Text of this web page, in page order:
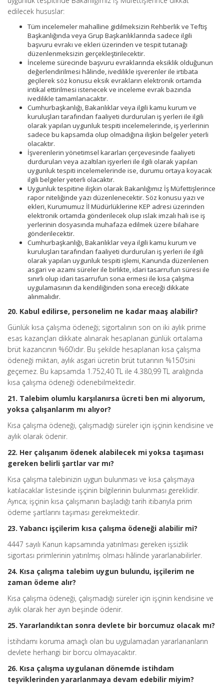
edilecek hususlar:
Tüm incelemeler mahalline gidilmeksizin Rehberlik ve Teftiş
Başkanlığında veya Grup Başkanlıklarında sadece ilgili
başvuru evrakı ve ekleri üzerinden ve tespit tutanağı
düzenlenmeksizin gerçekleştirilecektir.
İnceleme sürecinde başvuru evraklarında eksiklik olduğunun
değerlendirilmesi hâlinde, ivedilikle işverenler ile irtibata
geçilerek söz konusu eksik evrakların elektronik ortamda
intikal ettirilmesi istenecek ve inceleme evrak bazında
ivedilikle tamamlanacaktır.
Cumhurbaşkanlığı, Bakanlıklar veya ilgili kamu kurum ve
kuruluşları tarafından faaliyeti durdurulan iş yerleri ile ilgili
olarak yapılan uygunluk tespiti incelemelerinde, iş yerlerinin
sadece bu kapsamda olup olmadığına ilişkin belgeler yeterli
olacaktır.
İşverenlerin yönetimsel kararları çerçevesinde faaliyeti
durdurulan veya azaltılan işyerleri ile ilgili olarak yapılan
uygunluk tespiti incelemelerinde ise, durumu ortaya koyacak
ilgili belgeler yeterli olacaktır.
Uygunluk tespitine ilişkin olarak Bakanlığımız İş Müfettişlerince
rapor niteliğinde yazı düzenlenecektir. Söz konusu yazı ve
ekleri, Kurumumuz İl Müdürlüklerine KEP adresi üzerinden
elektronik ortamda gönderilecek olup ıslak imzalı hali ise iş
yerlerinin dosyasında muhafaza edilmek üzere bilahare
gönderilecektir.
Cumhurbaşkanlığı, Bakanlıklar veya ilgili kamu kurum ve
kuruluşları tarafından faaliyeti durdurulan iş yerleri ile ilgili
olarak yapılan uygunluk tespiti işlemi, Kanunda düzenlenen
asgari ve azami süreler ile birlikte, idari tasarrufun süresi ile
sınırlı olup idari tasarrufun sona ermesi ile kısa çalışma
uygulamasının da kendiliğinden sona ereceği dikkate
alınmalıdır.
20. Kabul edilirse, personelim ne kadar maaş alabilir?
Günlük kısa çalışma ödeneği; sigortalının son on iki aylık prime
esas kazançları dikkate alınarak hesaplanan günlük ortalama
brüt kazancının %60’ıdır. Bu şekilde hesaplanan kısa çalışma
ödeneği miktarı, aylık asgari ücretin brüt tutarının %150’sini
geçemez. Bu kapsamda 1.752,40 TL ile 4.380,99 TL aralığında
kısa çalışma ödeneği ödenebilmektedir.
21. Talebim olumlu karşılanırsa ücreti ben mi alıyorum,
yoksa çalışanlarım mı alıyor?
Kısa çalışma ödeneği, çalışmadığı süreler için işçinin kendisine ve
aylık olarak ödenir.
22. Her çalışanım ödenek alabilecek mi yoksa taşıması
gereken belirli şartlar var mı?
Kısa çalışma talebinizin uygun bulunması ve kısa çalışmaya
katılacaklar listesinde işçinin bilgilerinin bulunması gereklidir.
Ayrıca; işçinin kısa çalışmanın başladığı tarih itibarıyla prim
ödeme şartlarını taşıması gerekmektedir.
23. Yabancı işçilerim kısa çalışma ödeneği alabilir mi?
4447 sayılı Kanun kapsamında yatırılması gereken işsizlik
sigortası primlerinin yatırılmış olması hâlinde yararlanabilirler.
24. Kısa çalışma talebim uygun bulundu, işçilerim ne
zaman ödeme alır?
Kısa çalışma ödeneği, çalışmadığı süreler için işçinin kendisine ve
aylık olarak her ayın beşinde ödenir.
25. Yararlandıktan sonra devlete bir borcumuz olacak mı?
İstihdamı koruma amaçlı olan bu uygulamadan yararlananların
devlete herhangi bir borcu olmayacaktır.
26. Kısa çalışma uygulanan dönemde istihdam
teşviklerinden yararlanmaya devam edebilir miyim?